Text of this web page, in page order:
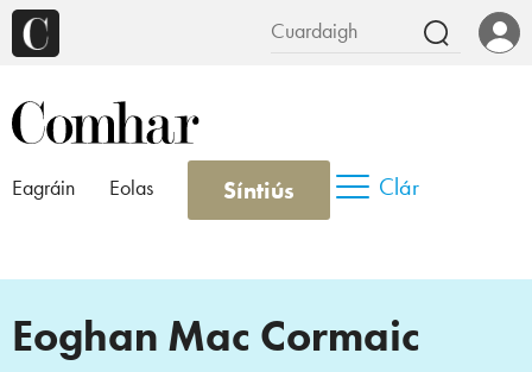
Eagráin Eolas Síntiús Clár
Eoghan Mac Cormaic